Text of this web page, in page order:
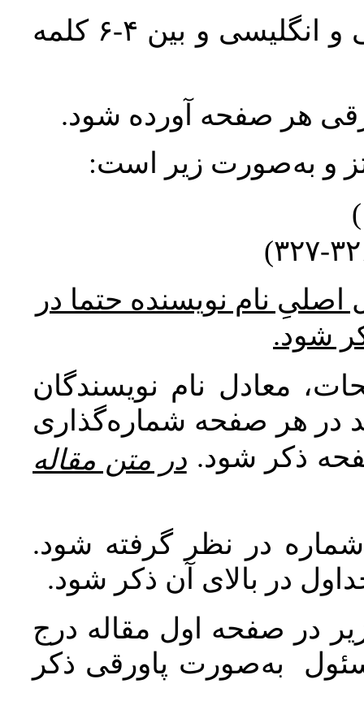
واژگان کلیدی بلافاصله پس از چکیده فارسی و انگلیسی و بین ۴-۶ کلمه
هر صفحه آورده شود.
و به‌صورت زیر است:
نام نویسنده حتما در
شود.
معادل نام نویسندگان
در هر صفحه شماره‌گذاری
ذکر شود. در متن مقاله
در نظر گرفته شود.
در بالای آن ذکر شود.
در صفحه اول مقاله درج
به‌صورت پاورقی ذکر